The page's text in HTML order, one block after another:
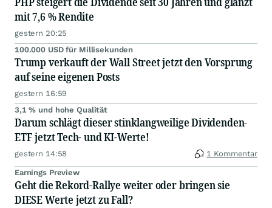
mit 7,6 % Rendite
gestern 20:25
100.000 USD für Millisekunden
Trump verkauft der Wall Street jetzt den Vorsprung
auf seine eigenen Posts
gestern 16:59
3,1 % und hohe Qualität
Darum schlägt dieser stinklangweilige Dividenden-
ETF jetzt Tech- und KI-Werte!
gestern 14:58 1 Kommentar
Earnings Preview
Geht die Rekord-Rallye weiter oder bringen sie
DIESE Werte jetzt zu Fall?